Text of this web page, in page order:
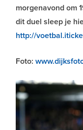
morgenavond om
dit duel sleep je
http://
Foto: